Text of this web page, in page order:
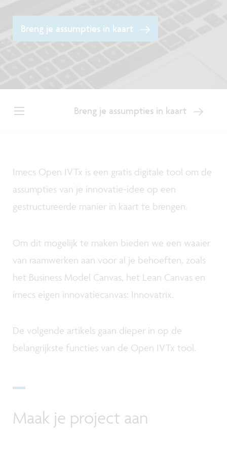
Breng je assumpties in kaart
Breng je assumpties in kaart
Imecs Open IVTx is een gratis digitale tool om de
assumpties van je innovatie-idee op een
gestructureerde manier in kaart te brengen.
Om dit mogelijk te maken bieden we een waaier
van raamwerken aan voor al je behoeften, zoals
het Business Model Canvas, het Lean Canvas en
imecs eigen innovatiecanvas: Innovatrix.
De volgende artikels gaan dieper in op de
belangrijkste functies van de Open IVTx tool.
Maak je project aan